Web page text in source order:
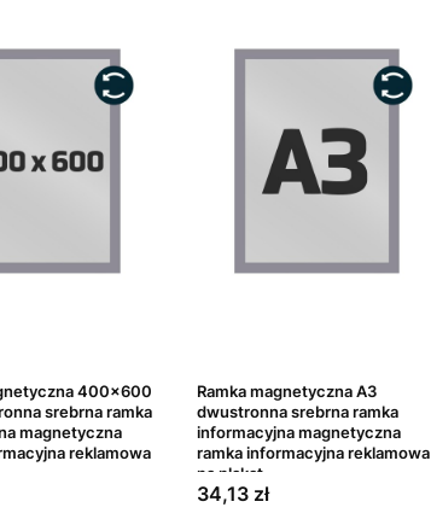
400x600
srebrna ramka
magnetyczna
reklamowa
Ramka magnetyczna A3
dwustronna srebrna ramka
informacyjna magnetyczna
ramka informacyjna reklamowa
na plakat
Cena
34,13 zł